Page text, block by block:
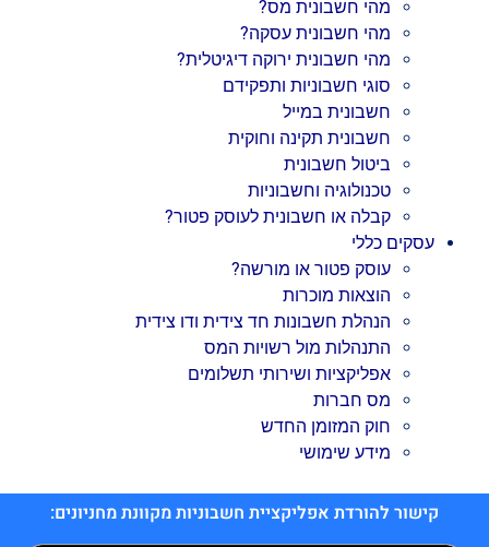
מהי חשבונית מס?
מהי חשבונית עסקה?
מהי חשבונית ירוקה דיגיטלית?
סוגי חשבוניות ותפקידם
חשבונית במייל
חשבונית תקינה וחוקית
ביטול חשבונית
טכנולוגיה וחשבוניות
קבלה או חשבונית לעוסק פטור?
עסקים כללי
עוסק פטור או מורשה?
הוצאות מוכרות
הנהלת חשבונות חד צידית ודו צידית
התנהלות מול רשויות המס
אפליקציות ושירותי תשלומים
מס חברות
חוק המזומן החדש
מידע שימושי
קישור להורדת אפליקציית חשבוניות מקוונת מחניונים: